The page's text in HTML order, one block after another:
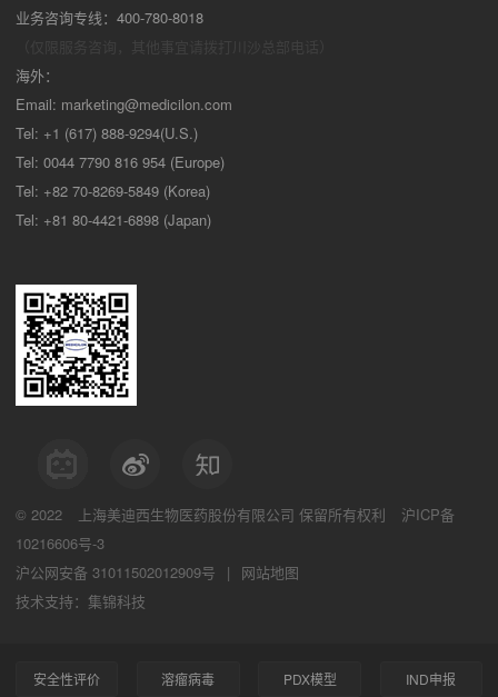
业务咨询专线：400-780-8018
海外：
Email: marketing@medicilon.com
Tel: +1 (617) 888-9294(U.S.)
Tel: 0044 7790 816 954 (Europe)
Tel: +82 70-8269-5849 (Korea)
Tel: +81 80-4421-6898 (Japan)
© 2022 上海美迪西生物医药股份有限公司 保留所有权利
沪ICP备
10216606号-3
沪公网安备 31011502012909号
|
网站地图
技术支持：集锦科技
安全性评价 溶瘤病毒 PDX模型 IND申报